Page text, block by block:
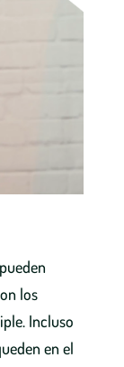
los
Incluso
en el